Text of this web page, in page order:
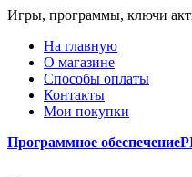
Игры, программы, ключи
На главную
О магазине
Способы оплаты
Контакты
Мои покупки
Программное обеспечение